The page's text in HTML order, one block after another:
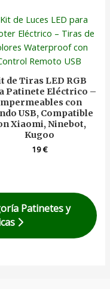
de Tiras LED RGB
Patinete Eléctrico –
con
USB, Compatible
Xiaomi, Ninebot,
Kugoo
19€
Patinetes y